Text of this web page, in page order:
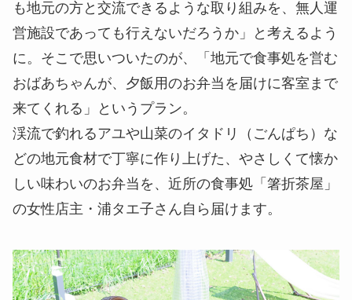
も地元の方と交流できるような取り組みを、無人運
営施設であっても行えないだろうか」と考えるよう
に。そこで思いついたのが、「地元で食事処を営む
おばあちゃんが、夕飯用のお弁当を届けに客室まで
来てくれる」というプラン。
渓流で釣れるアユや山菜のイタドリ（ごんぱち）な
どの地元食材で丁寧に作り上げた、やさしくて懐か
しい味わいのお弁当を、近所の食事処「箸折茶屋」
の女性店主・浦タエ子さん自ら届けます。